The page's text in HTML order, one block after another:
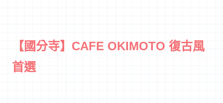
【國分寺】 CAFE OKIMOTO 復古風
首選